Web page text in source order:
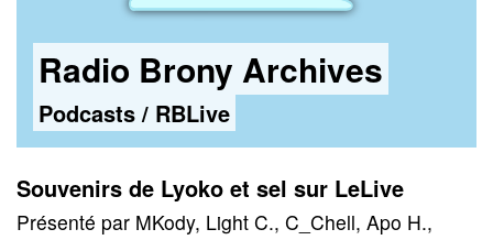
Radio Brony Archives
Podcasts/ RBLive
Souvenirs de Lyoko et sel sur LeLive
Présenté par MKody, Light C., C_Chell, Apo H.,